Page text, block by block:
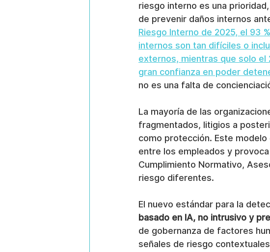
riesgo interno es una
de prevenir daños internos
Riesgo Interno de 2025, el 93
internos son tan difíciles o
externos, mientras que solo el
gran confianza en poder
no es una falta de
La mayoría de las
fragmentados, litigios a
como protección. Este
entre los empleados y
Cumplimiento Normativo,
riesgo diferentes.
El nuevo estándar para la
basado en IA, no intrusivo y
de gobernanza de factores
señales de riesgo